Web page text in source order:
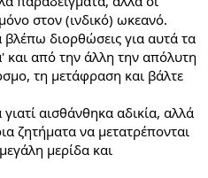
στον (ινδικό) ωκεανό.
διορθώσεις για αυτά τα
και από την άλλη την απόλυτη
τη μετάφραση και βάλτε
αισθάνθηκα αδικία, αλλά
ζητήματα να μετατρέπονται
μερίδα και